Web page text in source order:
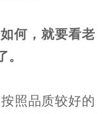
何，就要看老
照品质较好的